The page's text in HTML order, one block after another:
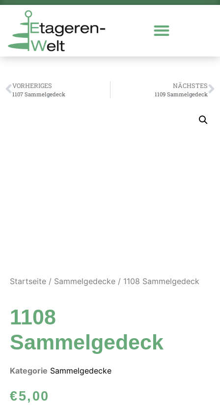
VORHERIGES
1107 Sammelgedeck
NÄCHSTES
1109 Sammelgedeck
Startseite / Sammelgedecke / 1108 Sammelgedeck
1108
Sammelgedeck
Kategorie Sammelgedecke
€5,00